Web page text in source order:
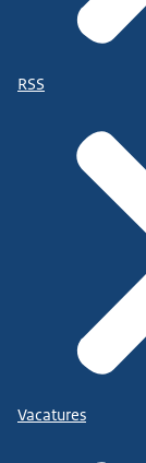
RSS
Vacatures